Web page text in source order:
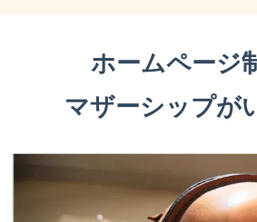
ホームページ
マザーシップが